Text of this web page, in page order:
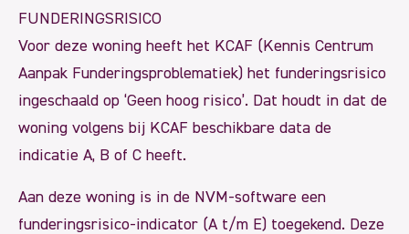
FUNDERINGSRISICO
Voor deze woning heeft het KCAF (Kennis Centrum
Aanpak Funderingsproblematiek) het funderingsrisico
ingeschaald op ‘Geen hoog risico’. Dat houdt in dat de
woning volgens bij KCAF beschikbare data de
indicatie A, B of C heeft.
Aan deze woning is in de NVM-software een
funderingsrisico-indicator (A t/m E) toegekend. Deze